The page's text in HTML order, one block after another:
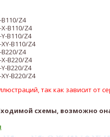
B110/Z4
X-B110/Z4
Y-B110/Z4
XY-B110/Z4
B220/Z4
X-B220/Z4
Y-B220/Z4
XY-B220/Z4
так как зависит от
схемы, возможно